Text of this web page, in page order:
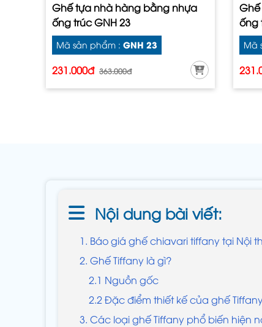
Ghế tựa nhà hàng bằng nhựa
ống trúc GNH 23
Mã sản phẩm : GNH 23
231.000đ 363.000đ
ống
Mã
Nội dung bài viết:
1. Báo giá ghế chiavari tiffany tại Nội
2. Ghế Tiffany là gì?
2.1 Nguồn gốc
2.2 Đặc điểm thiết kế của ghế
3. Các loại ghế Tiffany phổ biến hiện